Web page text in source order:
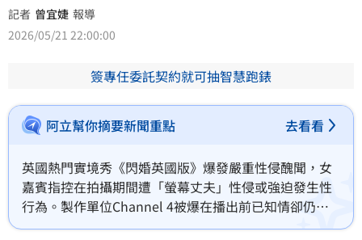
記者 曾宜婕 報導
2026/05/21 22:00:00
簽專任委託契約就可抽智慧跑錶
阿立幫你摘要新聞重點 去看看
英國熱門實境秀《閃婚英國版》爆發嚴重性侵醜聞，女
嘉賓指控在拍攝期間遭「螢幕丈夫」性侵或強迫發生性
行為。製作單位Channel 4被爆在播出前已知情卻仍堅
持上架，引發輿論抨擊。執行長多拉格對此正式道歉，